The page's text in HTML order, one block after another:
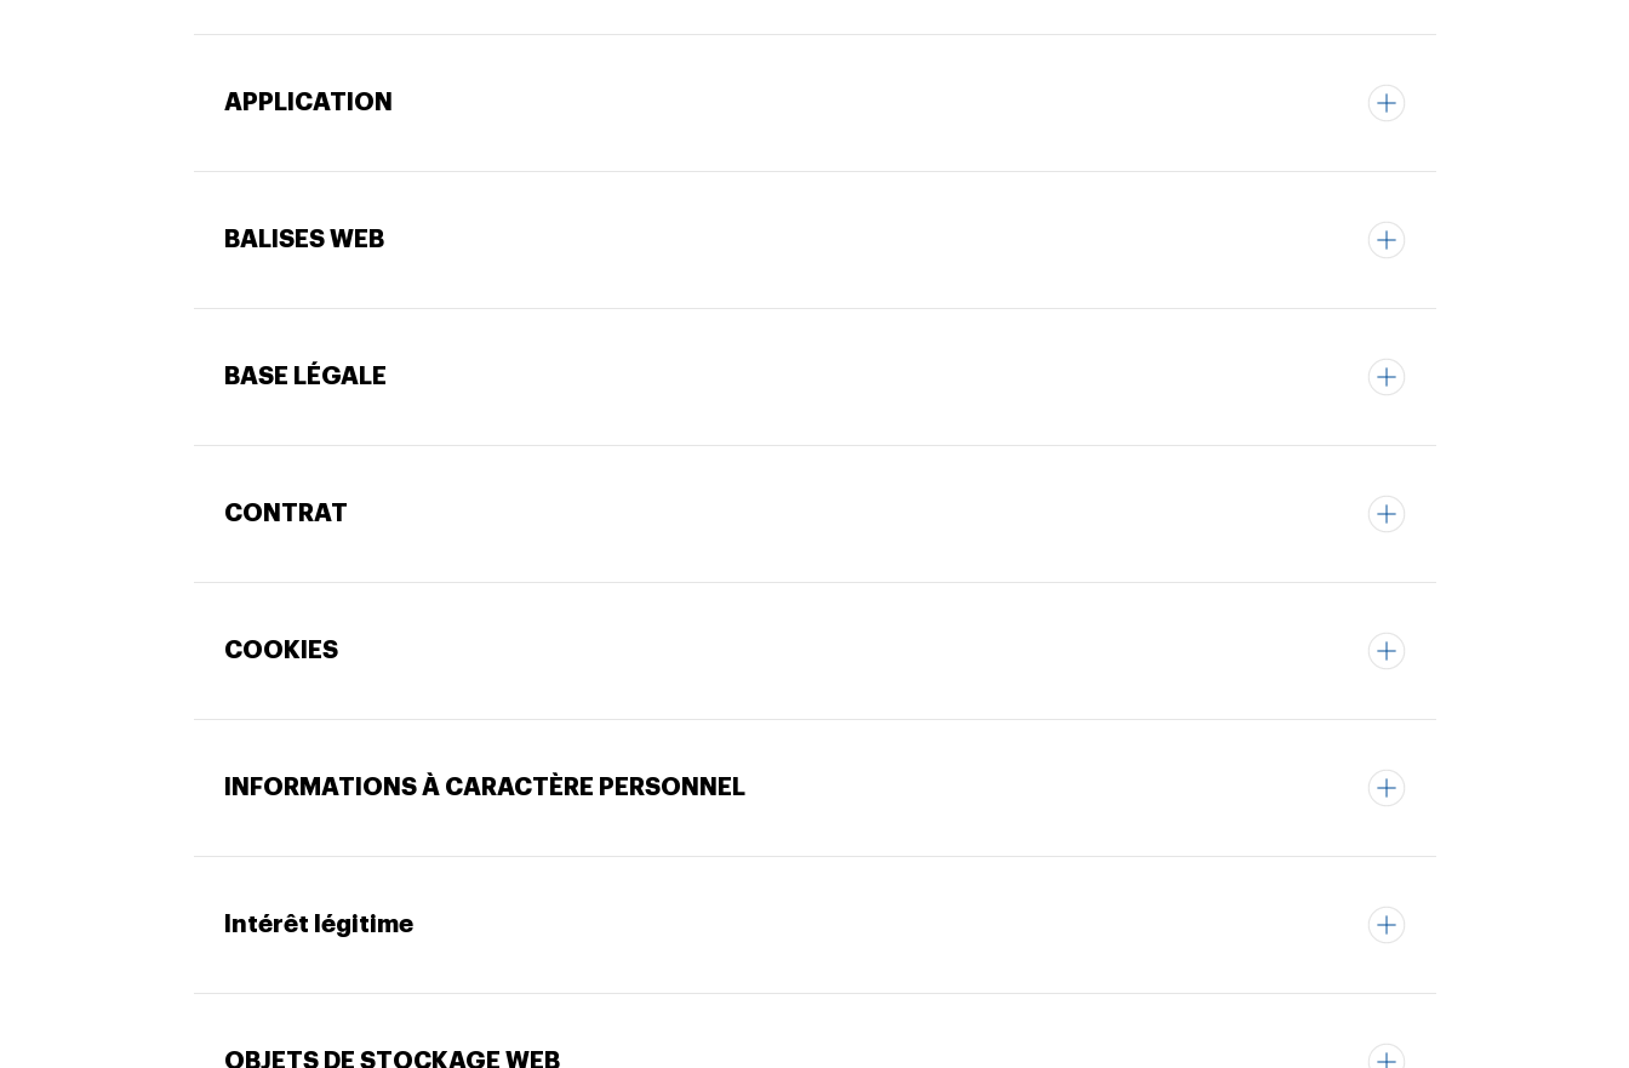
APPLICATION
BALISES WEB
BASE LÉGALE
CONTRAT
COOKIES
INFORMATIONS À CARACTÈRE PERSONNEL
Intérêt légitime
OBJETS DE STOCKAGE WEB